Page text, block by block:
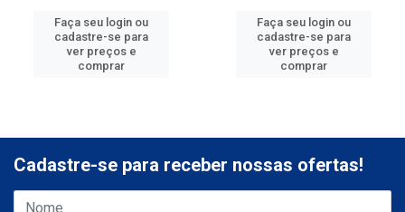
Faça seu login ou
cadastre-se para
ver preços e
comprar
Faça seu login ou
cadastre-se para
ver preços e
comprar
Cadastre-se para receber nossas ofertas!